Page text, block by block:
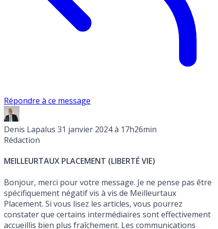
Répondre à ce message
Denis Lapalus 31 janvier 2024 à 17h26min
Rédaction
MEILLEURTAUX PLACEMENT (LIBERTÉ VIE)
Bonjour, merci pour votre message. Je ne pense pas être
spécifiquement négatif vis à vis de Meilleurtaux
Placement. Si vous lisez les articles, vous pourrez
constater que certains intermédiaires sont effectivement
accueillis bien plus fraîchement. Les communications